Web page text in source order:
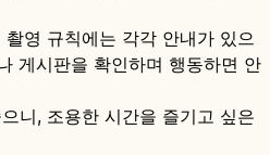
영 규칙에는 각각 안내가 있으
게시판을 확인하며 행동하면 안
니, 조용한 시간을 즐기고 싶은